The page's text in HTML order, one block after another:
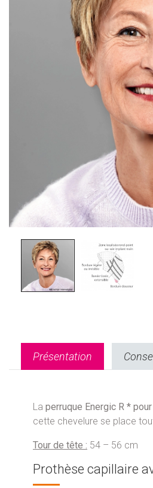
Présentation
La perruque Energic R *
cette chevelure se place
Tour de tête : 54 – 56 cm
Prothèse capillaire